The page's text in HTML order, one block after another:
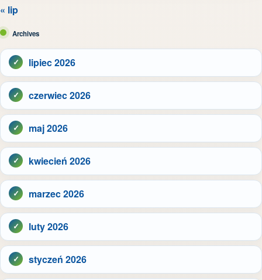
« lip
Archives
lipiec 2026
czerwiec 2026
maj 2026
kwiecień 2026
marzec 2026
luty 2026
styczeń 2026